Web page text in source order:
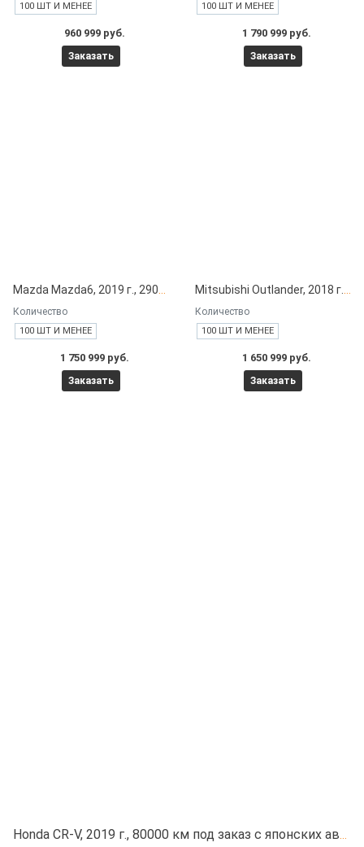
100 ШТ И МЕНЕЕ
960 999 руб.
Заказать
100 ШТ И МЕНЕЕ
1 790 999 руб.
Заказать
Количество
100 ШТ И МЕНЕЕ
1 750 999 руб.
Заказать
Количество
100 ШТ И МЕНЕЕ
1 650 999 руб.
Заказать
Honda CR-V, 2019 г., 80000 км под заказ с японских автоаукционов